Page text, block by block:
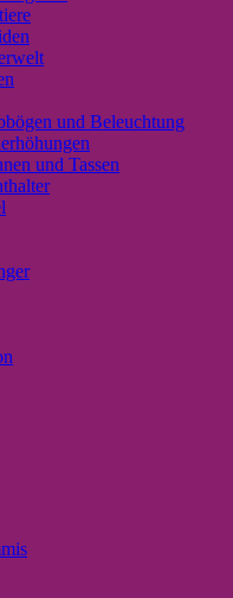
und Beleuchtung
und Tassen